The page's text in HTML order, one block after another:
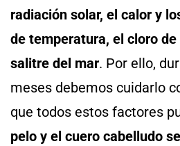
radiación solar, el calor y
de temperatura, el cloro
salitre del mar. Por ello,
meses debemos cuidarlo
que todos estos factores
pelo y el cuero cabelludo